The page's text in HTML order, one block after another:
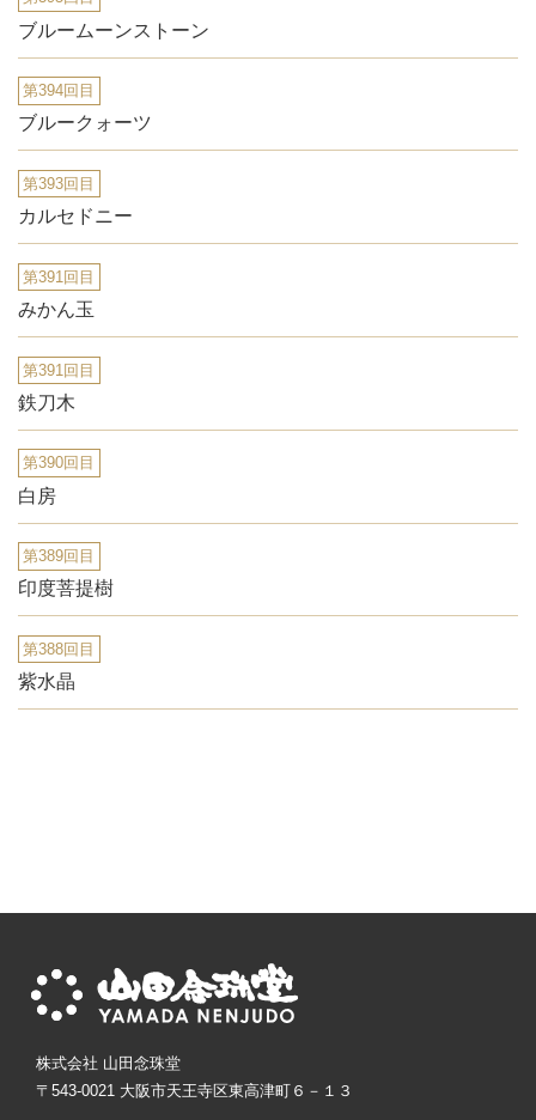
ブルームーンストーン
第394回目
ブルークォーツ
第393回目
カルセドニー
第391回目
みかん玉
第391回目
鉄刀木
第390回目
白房
第389回目
印度菩提樹
第388回目
紫水晶
株式会社 山田念珠堂
〒543-0021 大阪市天王寺区東高津町６－１３